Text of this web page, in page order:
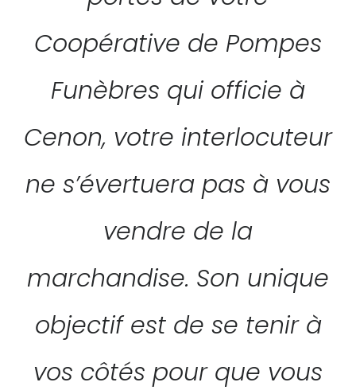
Coopérative de Pompes
Funèbres qui officie à
Cenon, votre interlocuteur
ne s’évertuera pas à vous
vendre de la
marchandise. Son unique
objectif est de se tenir à
vos côtés pour que vous